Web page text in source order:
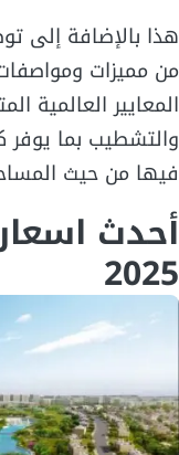
هذا بالإضافة إلى
من مميزات
المعايير العالمية
والتشطيب بما يوفر
فيها من حيث
أحدث
2025